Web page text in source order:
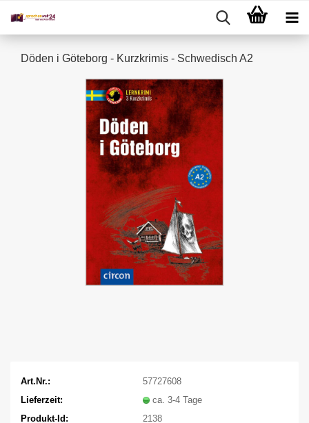
Döden i Göteborg - Kurzkrimis - Schwedisch A2
Art.Nr.:
57727608
Lieferzeit:
ca. 3-4 Tage
Produkt-Id:
2138